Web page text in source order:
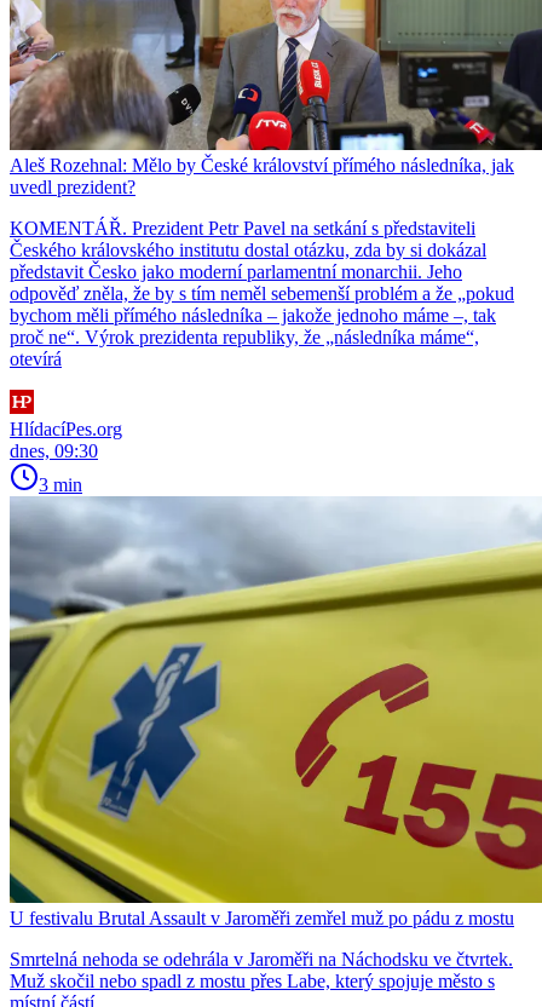
Aleš Rozehnal: Mělo by České království přímého následníka, jak
uvedl prezident?
KOMENTÁŘ. Prezident Petr Pavel na setkání s představiteli
Českého královského institutu dostal otázku, zda by si dokázal
představit Česko jako moderní parlamentní monarchii. Jeho
odpověď zněla, že by s tím neměl sebemenší problém a že „pokud
bychom měli přímého následníka – jakože jednoho máme –, tak
proč ne“. Výrok prezidenta republiky, že „následníka máme“,
otevírá
HlídacíPes.org
dnes, 09:30
3 min
U festivalu Brutal Assault v Jaroměři zemřel muž po pádu z mostu
Smrtelná nehoda se odehrála v Jaroměři na Náchodsku ve čtvrtek.
Muž skočil nebo spadl z mostu přes Labe, který spojuje město s